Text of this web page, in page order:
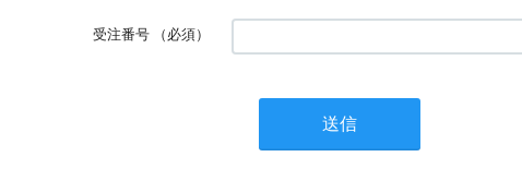
受注番号 （必須）